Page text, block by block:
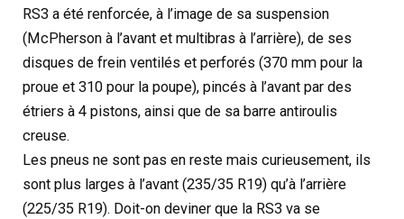
RS3 a été renforcée, à l’image de sa suspension
(McPherson à l’avant et multibras à l’arrière), de ses
disques de frein ventilés et perforés (370 mm pour la
proue et 310 pour la poupe), pincés à l’avant par des
étriers à 4 pistons, ainsi que de sa barre antiroulis
creuse.
Les pneus ne sont pas en reste mais curieusement, ils
sont plus larges à l’avant (235/35 R19) qu’à l’arrière
(225/35 R19). Doit-on deviner que la RS3 va se